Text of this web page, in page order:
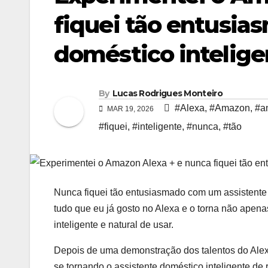
fiquei tão
doméstico
By Lucas Rodrigues Monteiro
MAR 19, 2026 #Alexa, #Amazon,
#fiquei, #inteligente, #nunca, #tão
Nunca fiquei tão entusiasmado com um
tudo que eu já gosto no Alexa e o torna não
inteligente e natural de usar.
Depois de uma demonstração dos talentos do